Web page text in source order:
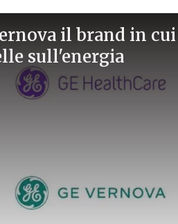
il brand in
sull'energia